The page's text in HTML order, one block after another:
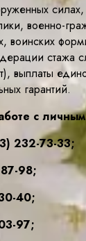
силах,
военно-
выплаты
гарантий.
с личным
232-73-33;
98;
40;
97;